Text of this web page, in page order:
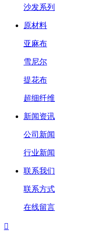
沙发系列
原材料
亚麻布
雪尼尔
提花布
超细纤维
新闻资讯
公司新闻
行业新闻
联系我们
联系方式
在线留言
